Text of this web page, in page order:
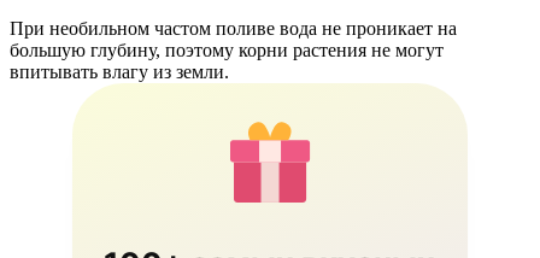
При необильном частом поливе вода не проникает на
большую глубину, поэтому корни растения не могут
впитывать влагу из земли.